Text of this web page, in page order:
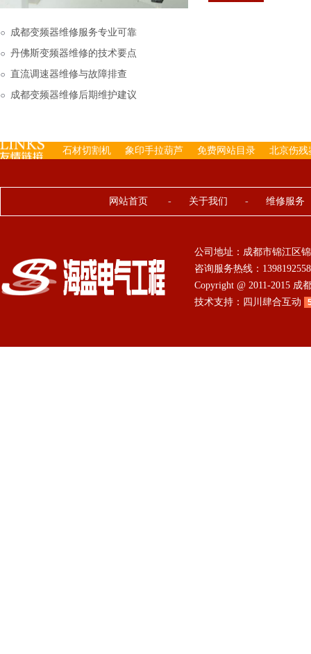
下来的，机内已经存有
成都变频器维修服务专业可靠
丹佛斯变频器维修的技术要点
直流调速器维修与故障排查
成都变频器维修后期维护建议
石材切割机 象印手拉葫芦 免费网站目录 北京伤残
网站首页 - 关于我们 - 维修服务
公司地址：成都市锦江区
咨询服务热线：
Copyright @ 2011-2015
技术支持： 四川肆合互动